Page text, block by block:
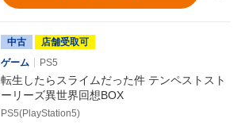
中古
店舗受取可
ゲーム
PS5
転生したらスライムだった件 テンペストスト
ーリーズ異世界回想BOX
PS5(PlayStation5)